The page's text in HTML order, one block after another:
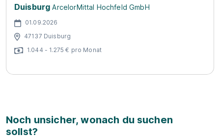
Duisburg ArcelorMittal Hochfeld GmbH
01.09.2026
47137 Duisburg
1.044 - 1.275 € pro Monat
Noch unsicher, wonach du suchen
sollst?